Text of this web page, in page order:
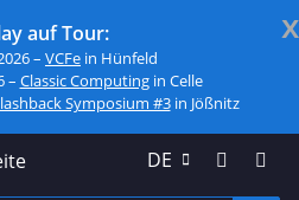
x
auf Tour:
– VCFe in Hünfeld
– Classic Computingin Celle
Symposium #3in Jößnitz
DE